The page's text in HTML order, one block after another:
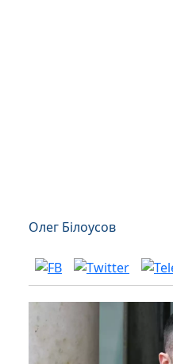
Олег Білоусов